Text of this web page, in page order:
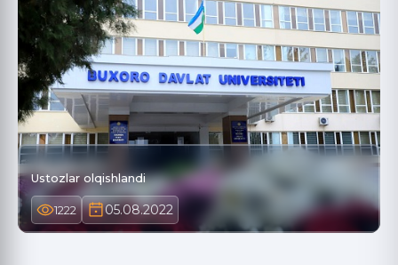
Ustozlar olqishlandi
1222 05.08.2022